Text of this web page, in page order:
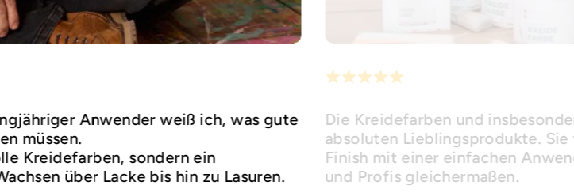
Anwender weiß ich, was gute
müssen.
Kreidefarben, sondern ein
über Lacke bis hin zu Lasuren.
Die Kreidefarben und
absoluten Lieblingsprodukte.
Finish mit einer einfachen
und Profis gleichermaßen.